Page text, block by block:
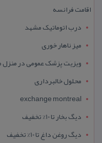
اقامت فرانسه
درب اتوماتیک مشهد
میز ناهار خوری
ویزیت پزشک عمومی در
محلول خالبرداری
exchange montreal
دیگ بخار تا 10% تخفیف
دیگ روغن داغ تا 10% تخفیف